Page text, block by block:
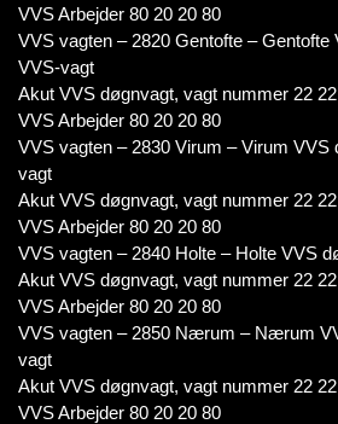
VVS Arbejder 80 20 20 80
VVS vagten – 2820 Gentofte – Gentofte
VVS-vagt
Akut VVS døgnvagt, vagt nummer 22
VVS Arbejder 80 20 20 80
VVS vagten – 2830 Virum – Virum VVS
vagt
Akut VVS døgnvagt, vagt nummer 22
VVS Arbejder 80 20 20 80
VVS vagten – 2840 Holte – Holte VVS
Akut VVS døgnvagt, vagt nummer 22
VVS Arbejder 80 20 20 80
VVS vagten – 2850 Nærum – Nærum
vagt
Akut VVS døgnvagt, vagt nummer 22
VVS Arbejder 80 20 20 80